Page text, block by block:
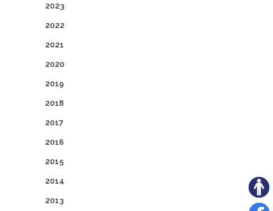
2023
2022
2021
2020
2019
2018
2017
2016
2015
2014
2013